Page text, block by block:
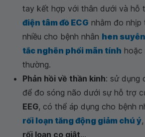
tay kết hợp với thân dưới và hỗ
điện tâm đồ ECG nhằm đo nhịp
nhiều cho bệnh nhân hen suyễn
tắc nghẽn phổi mãn tính hoặc
thường.
Phản hồi về thần kinh: sử dụng
để đo sóng não dưới sự hỗ trợ
EEG, có thể áp dụng cho bệnh
rối loạn tăng động giảm chú ý,
rối loạn co giật...